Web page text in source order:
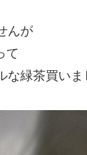
んが
て
な緑茶買いま